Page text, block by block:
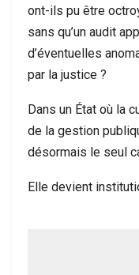
ont-ils pu être
sans qu’un audit
d’éventuelles
par la justice ?
Dans un État où la
de la gestion
désormais le seul
Elle devient